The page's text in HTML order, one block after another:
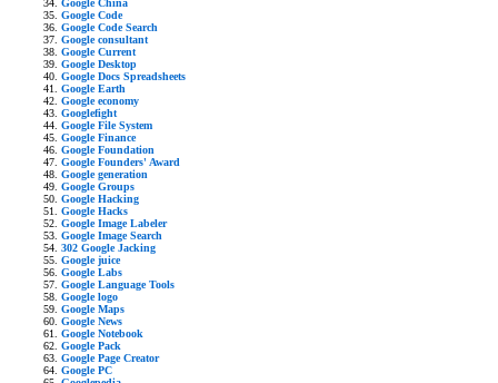
Google Code
Google Code Search
Google consultant
Google Current
Google Desktop
Google Docs Spreadsheets
Google Earth
Google economy
Googlefight
Google File System
Google Finance
Google Foundation
Google Founders' Award
Google generation
Google Groups
Google Hacking
Google Hacks
Google Image Labeler
Google Image Search
302 Google Jacking
Google juice
Google Labs
Google Language Tools
Google logo
Google Maps
Google News
Google Notebook
Google Pack
Google Page Creator
Google PC